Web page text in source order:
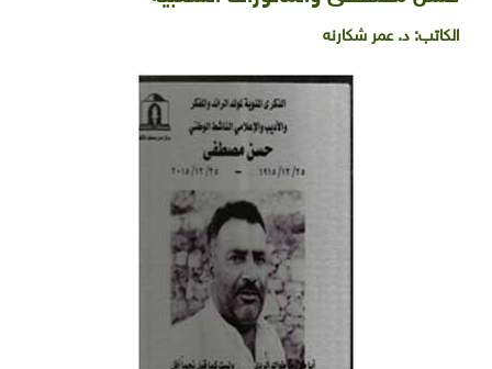
الكاتب: د. عمر شكارنه